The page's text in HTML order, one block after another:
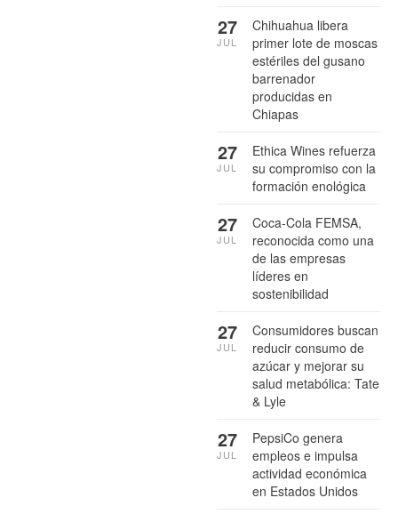
Chihuahua libera
primer lote de moscas
estériles del gusano
barrenador
producidas en
Chiapas
27
JUL
Ethica Wines refuerza
su compromiso con la
formación enológica
27
JUL
Coca-Cola FEMSA,
reconocida como una
de las empresas
líderes en
sostenibilidad
27
JUL
Consumidores buscan
reducir consumo de
azúcar y mejorar su
salud metabólica: Tate
& Lyle
27
JUL
PepsiCo genera
empleos e impulsa
actividad económica
en Estados Unidos
27
JUL